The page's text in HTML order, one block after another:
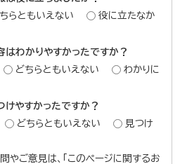
らともいえない
役に立たなか
はわかりやすかったですか？
どちらともいえない
わかりに
けやすかったですか？
どちらともいえない
見つけ
やご意見は、「このページに関するお